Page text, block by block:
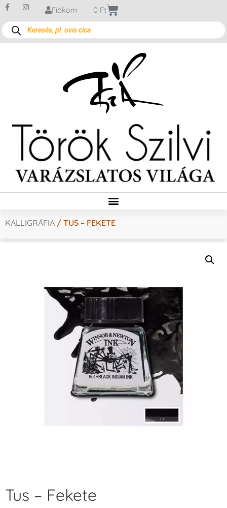
Fiókom 0 Ft
KALLIGRÁFIA / TUS – FEKETE
Tus – Fekete